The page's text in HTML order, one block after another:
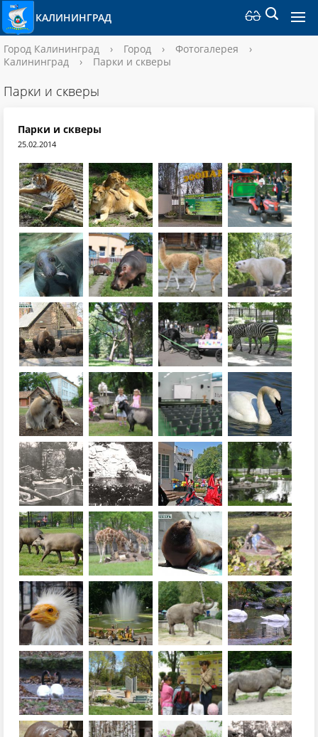
КАЛИНИНГРАД
Город Калининград › Город › Фотогалерея
›
Калининград
› Парки и скверы
Парки и скверы
Парки и скверы
25.02.2014